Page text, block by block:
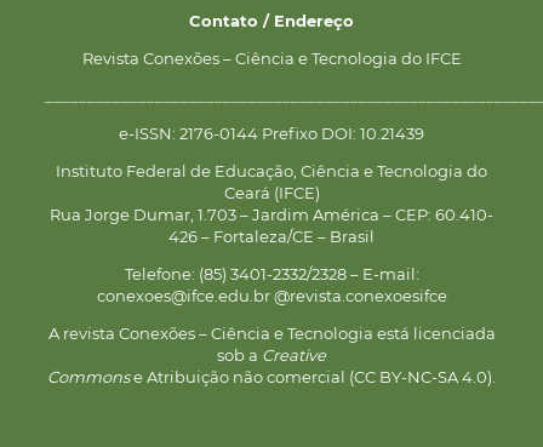
Contato / Endereço
Revista Conexões – Ciência e Tecnologia do IFCE
e-ISSN: 2176-0144 Prefixo DOI: 10.21439
Instituto Federal de Educação, Ciência e Tecnologia do
Ceará (IFCE)
Rua Jorge Dumar, 1.703 – Jardim América – CEP: 60.410-
426 – Fortaleza/CE – Brasil
Telefone: (85) 3401-2332/2328 – E-mail:
conexoes@ifce.edu.br @revista.conexoesifce
A revista Conexões – Ciência e Tecnologia está licenciada
sob a Creative
Commonse Atribuição não comercial (CC BY-NC-SA 4.0).